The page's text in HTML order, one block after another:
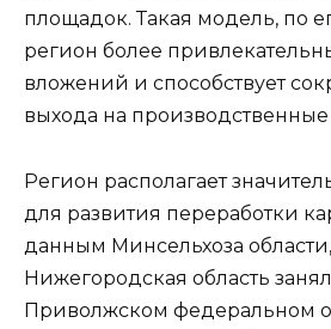
площадок. Такая модель, по
регион более
вложений и способствует
выхода на
Регион располагает
для развития переработки
данным Минсельхоза
Нижегородская область
Приволжском федеральном